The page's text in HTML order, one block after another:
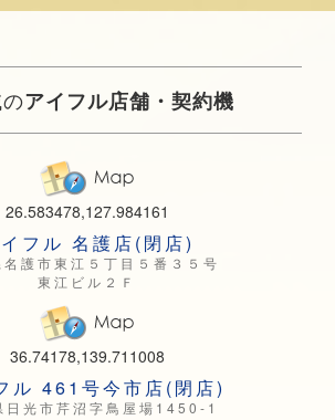
アイフル店舗・契約機
26.583478,127.984161
フル 名護店(閉店)
護市東江５丁目５番３５号
東江ビル２Ｆ
36.74178,139.711008
ル 461号今市店(閉店)
日光市芹沼字鳥屋場1450-1